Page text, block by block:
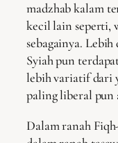
madzhab kalam
kecil lain seperti,
sebagainya.
Syiah pun
lebih variatif dari
paling liberal pun
Dalam ranah